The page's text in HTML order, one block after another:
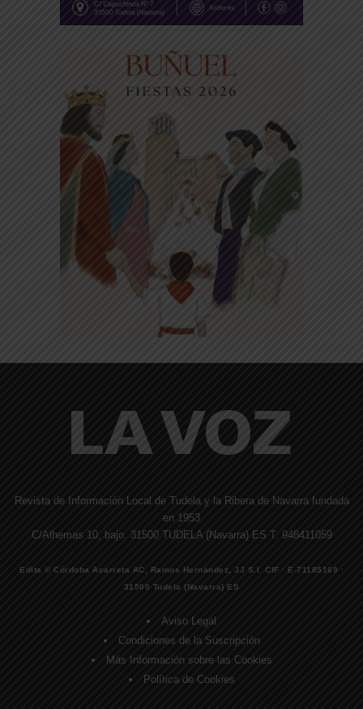
Revista de Información Local de Tudela y la Ribera de Navarra fundada
en 1953
C/Alhemas 10, bajo. 31500 TUDELA (Navarra) ES T. 948411059
Edita © Córdoba Acarreta AC, Ramos Hernández, JJ S.I. CIF · E-71185169 ·
31500 Tudela (Navarra) ES
Aviso Legal
Condiciones de la Suscripción
Más Información sobre las Cookies
Política de Cookies